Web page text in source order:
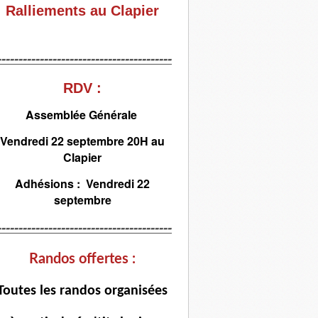
Ralliements au Clapier
RDV :
Assemblée Générale
Vendredi 22 septembre 20H au
Clapier
Adhésions : Vendredi 22
septembre
Randos offertes :
outes les randos organisées